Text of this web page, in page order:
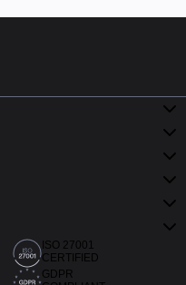
ISO 27001
CERTIFIED
GDPR